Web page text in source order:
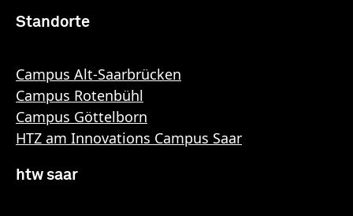
Standorte
Campus Alt-Saarbrücken
Campus Rotenbühl
Campus Göttelborn
HTZ am Innovations Campus Saar
htw saar